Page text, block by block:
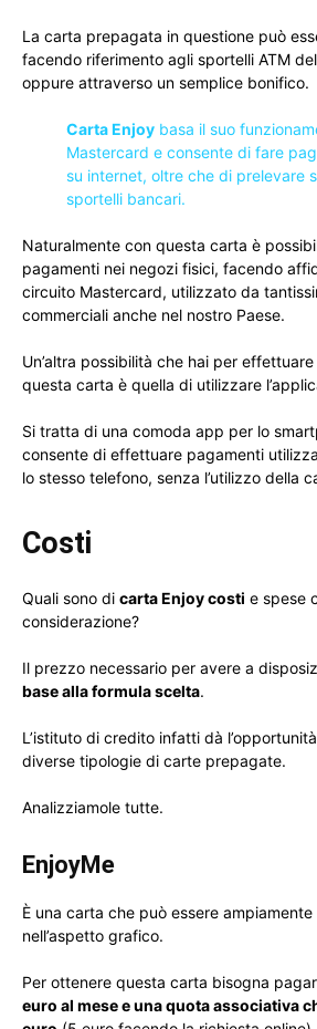
La carta prepagata in questione può
facendo riferimento agli sportelli ATM
oppure attraverso un semplice bonifico.
Carta Enjoy basa il suo
Mastercard e consente di fare
su internet, oltre che di prelevare
sportelli bancari.
Naturalmente con questa carta è
pagamenti nei negozi fisici, facendo
circuito Mastercard, utilizzato da
commerciali anche nel nostro Paese.
Un’altra possibilità che hai per
questa carta è quella di utilizzare
Si tratta di una comoda app per lo
consente di effettuare pagamenti
lo stesso telefono, senza l’utilizzo della
Costi
Quali sono di carta Enjoy costi e spese
considerazione?
Il prezzo necessario per avere a
base alla formula scelta.
L’istituto di credito infatti dà
diverse tipologie di carte prepagate.
Analizziamole tutte.
EnjoyMe
È una carta che può essere
nell’aspetto grafico.
Per ottenere questa carta bisogna
euro al mese e una quota associativa